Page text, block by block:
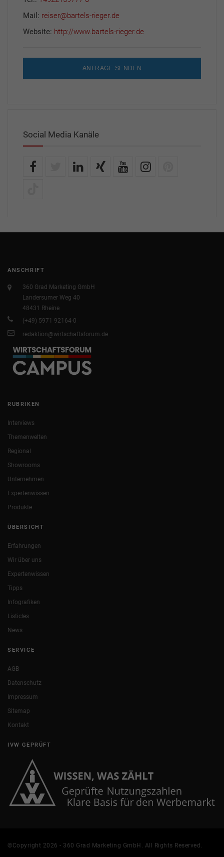
Mail: reiser@bartels-rieger.de
Website: http://www.bartels-rieger.de
ANFRAGE SENDEN
Social Media Kanäle
ANSCHRIFT
360 Grad Marketing GmbH
Landersumer Weg 40
48431 Rheine
(+49) 5971 92164-0
redaktion@wirtschaftsforum.de
RUBRIKEN
Interviews
Themenwelten
Regional
Showrooms
Unternehmen
Expertenwissen
Produkte
ÜBERSICHT
Erfahrungen
Wir über uns
Expertenwissen
Tipps
Infografiken
Listicles
News
SERVICE
AGB
Datenschutz
Impressum
Sitemap
Kontakt
IVW GEPRÜFT
©Copyright 2026 - 360 Grad Marketing GmbH. All Rights Reserved.